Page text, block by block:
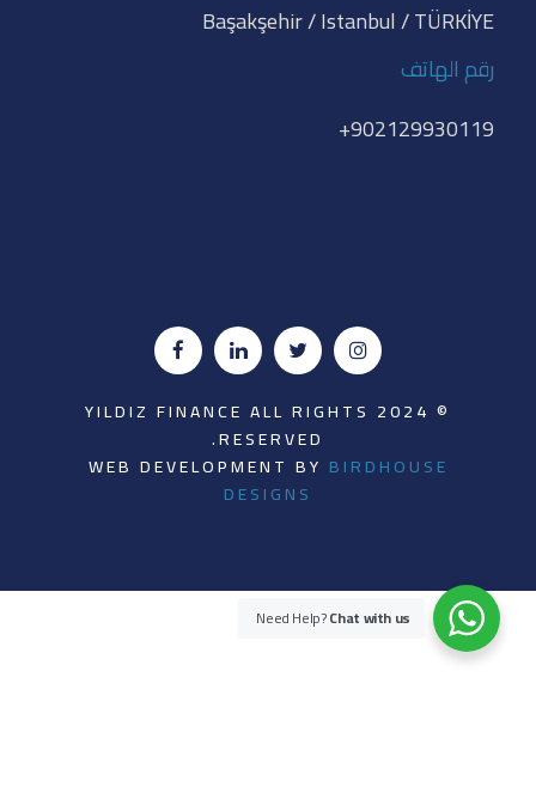
Başakşehir / Istanbul / TÜRKİYE
رقم الهاتف
902129930119+
© 2024 YILDIZ FINANCE ALL RIGHTS
RESERVED.
WEB DEVELOPMENT BY BIRDHOUSE
DESIGNS
Need Help?Chat with us